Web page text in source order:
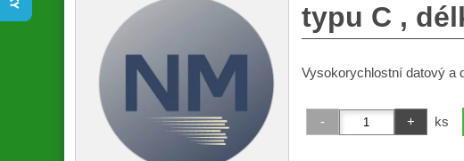
typu C ,
Vysokorychlostní datový a
ks